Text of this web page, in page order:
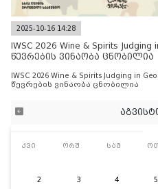
2025-10-16 14:28
IWSC 2026 Wine & Spirits
წევრების ვინაობა ცნობილია
IWSC 2026 Wine & Spirits Judging in
წევრების ვინაობა ცნობილია
კვი ორშ სამ
2
3 4 5